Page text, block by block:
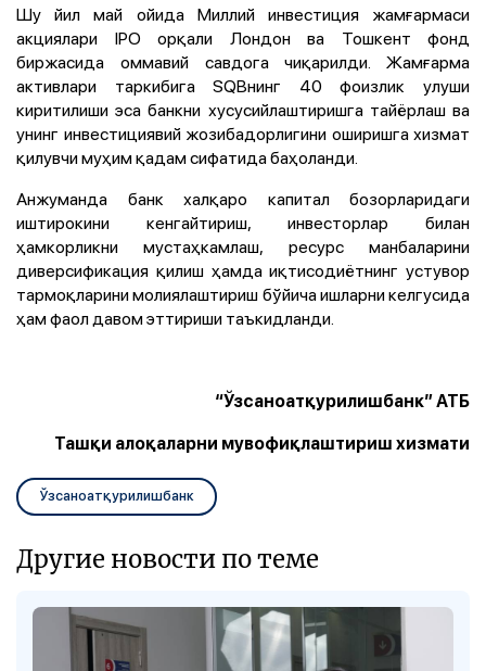
Шу йил май ойида Миллий инвестиция жамғармаси
акциялари IPO орқали Лондон ва Тошкент фонд
биржасида оммавий савдога чиқарилди. Жамғарма
активлари таркибига SQBнинг 40 фоизлик улуши
киритилиши эса банкни хусусийлаштиришга тайёрлаш ва
унинг инвестициявий жозибадорлигини оширишга хизмат
қилувчи муҳим қадам сифатида баҳоланди.
Анжуманда банк халқаро капитал бозорларидаги
иштирокини кенгайтириш, инвесторлар билан
ҳамкорликни мустаҳкамлаш, ресурс манбаларини
диверсификация қилиш ҳамда иқтисодиётнинг устувор
тармоқларини молиялаштириш бўйича ишларни келгусида
ҳам фаол давом эттириши таъкидланди.
“Ўзсаноатқурилишбанк” АТБ
Ташқи алоқаларни мувофиқлаштириш хизмати
Ўзсаноатқурилишбанк
Другие новости по теме